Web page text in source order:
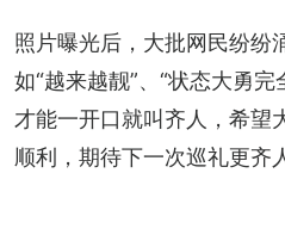
照片曝光后，大批网民纷纷
如“越来越靓”、“状态大勇
才能一开口就叫齐人，希望
顺利，期待下一次巡礼更齐